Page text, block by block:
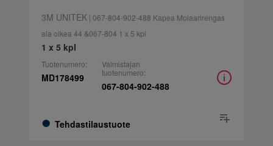
3M UNITEK| 067-804-902-488 Kapea Molaarirengas
ala oikea 44 &067-804 1 x 5 kpl
1 x 5 kpl
Tuotenumero:
MD178499
Tehdastilaustuote
Valmistajan
tuotenumero:
067-804-902-488